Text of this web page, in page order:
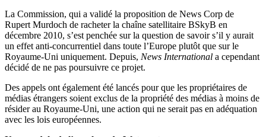
La Commission, qui a validé la proposition de News Corp de
Rupert Murdoch de racheter la chaîne satellitaire BSkyB en
décembre 2010, s’est penchée sur la question de savoir s’il y aurait
un effet anti-concurrentiel dans toute l’Europe plutôt que sur le
Royaume-Uni uniquement. Depuis, News International a cependant
décidé de ne pas poursuivre ce projet.
Des appels ont également été lancés pour que les propriétaires de
médias étrangers soient exclus de la propriété des médias à moins de
résider au Royaume-Uni, une action qui ne serait pas en adéquation
avec les lois européennes.